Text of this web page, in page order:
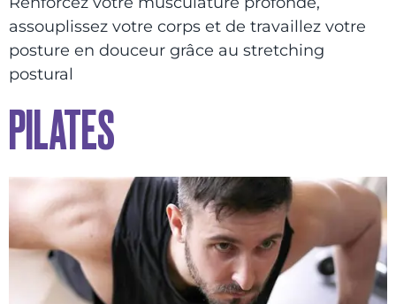
assouplissez votre corps et de travaillez votre
posture en douceur grâce au stretching
postural
PILATES